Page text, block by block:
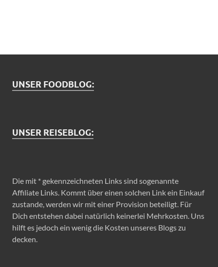
UNSER FOODBLOG:
UNSER REISEBLOG:
Die mit * gekennzeichneten Links sind sogenannte
Affiliate Links. Kommt über einen solchen Link ein Einkauf
zustande, werden wir mit einer Provision beteiligt. Für
Dich entstehen dabei natürlich keinerlei Mehrkosten. Uns
hilft es jedoch ein wenig die Kosten unseres Blogs zu
decken.